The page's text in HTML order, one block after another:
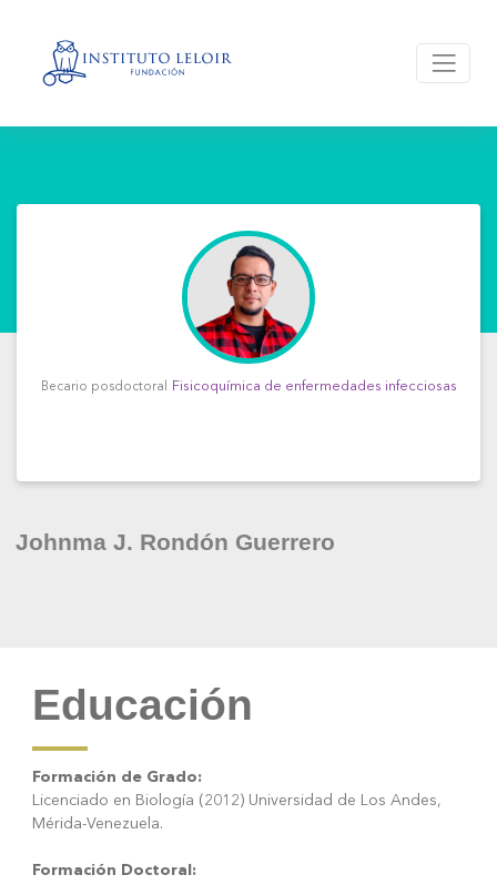
Becario posdoctoral Fisicoquímica de enfermedades infecciosas
Johnma J. Rondón Guerrero
Educación
Formación de Grado:
Licenciado en Biología (2012) Universidad de Los Andes,
Mérida-Venezuela.
Formación Doctoral: